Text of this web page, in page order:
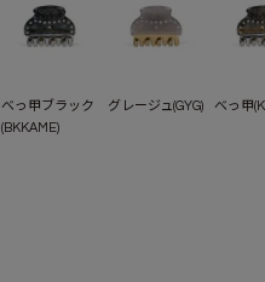
べっ甲ブラック
(BKKAME)
グレージュ(GYG) べっ甲